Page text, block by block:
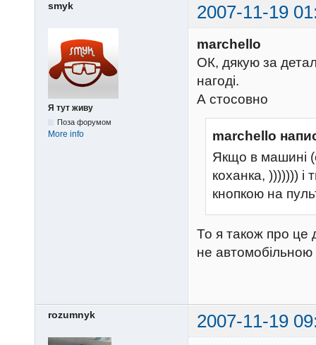
smyk 2007-11-19
Я тут живу
Поза форумом
More info
marchello
ОК, дякую за
нагоді.
А стосовно
marchello
Якщо в машині
коханка, ))))))) і
кнопкою на
То я також про це
не автомобільною
rozumnyk 2007-11-19